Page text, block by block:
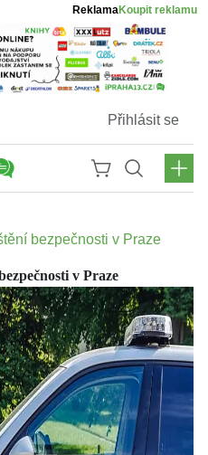
ReklamaKoupit reklamu
Přihlásit se
bezpečnosti v Praze
v Praze